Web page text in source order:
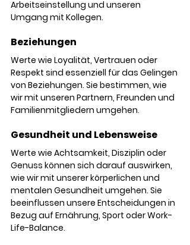
Arbeitseinstellung und unseren
Umgang mit Kollegen.
Beziehungen
Werte wie Loyalität, Vertrauen oder
Respekt sind essenziell für das Gelingen
von Beziehungen. Sie bestimmen, wie
wir mit unseren Partnern, Freunden und
Familienmitgliedern umgehen.
Gesundheit und Lebensweise
Werte wie Achtsamkeit, Disziplin oder
Genuss können sich darauf auswirken,
wie wir mit unserer körperlichen und
mentalen Gesundheit umgehen. Sie
beeinflussen unsere Entscheidungen in
Bezug auf Ernährung, Sport oder Work-
Life-Balance.